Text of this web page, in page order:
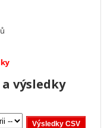
výsledky